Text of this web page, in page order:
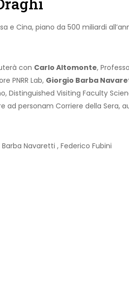
e Cina, piano da 500 miliardi
con Carlo Altomonte,
PNRR Lab, Giorgio Barba
Distinguished Visiting Faculty
ad personam Corriere della Sera,
Barba Navaretti , Federico Fubini